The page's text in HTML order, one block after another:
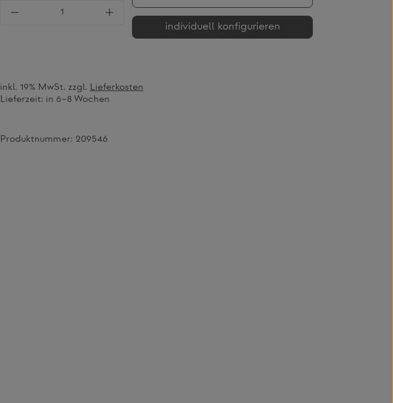
Produkt Anzahl: Gib den gewünschten Wert ein oder
individuell konfigurieren
inkl. 19% MwSt. zzgl. Lieferkosten
Lieferzeit: in 6–8 Wochen
Produktnummer: 209546